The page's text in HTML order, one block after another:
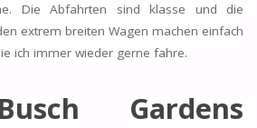
Die Abfahrten sind klasse und die
extrem breiten Wagen machen einfach
ich immer wieder gerne fahre.
Gardens